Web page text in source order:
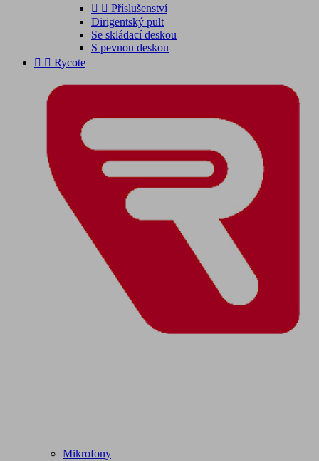
  Příslušenství
Dirigentský pult
Se skládací deskou
S pevnou deskou
  Rycote
Mikrofony